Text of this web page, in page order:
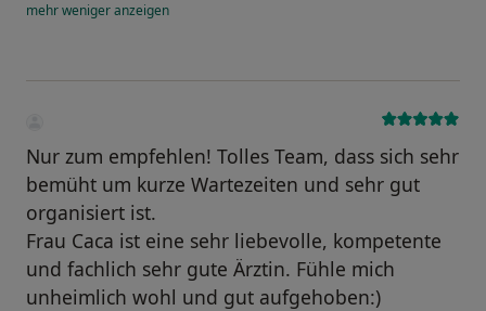
mehrwenigeranzeigen
Nur zum empfehlen! Tolles Team, dass sich sehr
bemüht um kurze Wartezeiten und sehr gut
organisiert ist.
Frau Caca ist eine sehr liebevolle, kompetente
und fachlich sehr gute Ärztin. Fühle mich
unheimlich wohl und gut aufgehoben:)